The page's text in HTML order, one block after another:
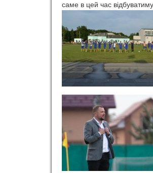
саме в цей час